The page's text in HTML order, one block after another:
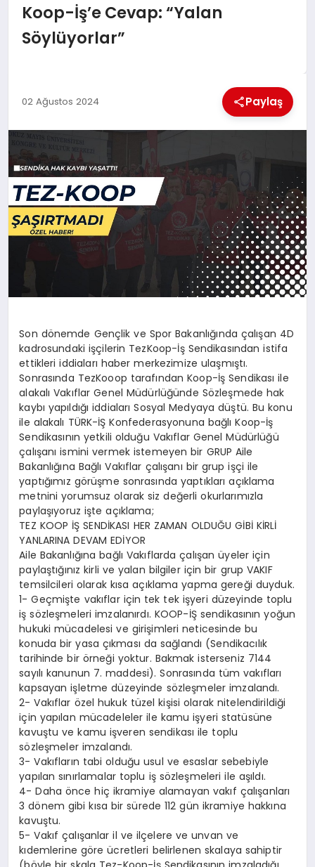
EĞITIM
MAGAZIN
SAĞLIK
SIYASET
SPOR
TEKNOLOJI
Koop-İş’e Cevap: “Yalan
Söylüyorlar”
02 Ağustos 2024 Paylaş
Son dönemde Gençlik ve Spor Bakanlığında çalışan 4D
kadrosundaki işçilerin TezKoop-İş Sendikasından istifa
ettikleri iddiaları haber merkezimize ulaşmıştı.
Sonrasında TezKooop tarafından Koop-İş Sendikası ile
alakalı Vakıflar Genel Müdürlüğünde Sözleşmede hak
kaybı yapıldığı iddiaları Sosyal Medyaya düştü. Bu konu
ile alakalı TÜRK-İŞ Konfederasyonuna bağlı Koop-İş
Sendikasının yetkili olduğu Vakıflar Genel Müdürlüğü
çalışanı ismini vermek istemeyen bir GRUP Aile
Bakanlığına Bağlı Vakıflar çalışanı bir grup işçi ile
yaptığımız görüşme sonrasında yaptıkları açıklama
metnini yorumsuz olarak siz değerli okurlarımızla
paylaşıyoruz işte açıklama;
TEZ KOOP İŞ SENDİKASI HER ZAMAN OLDUĞU GİBİ KİRLİ
YANLARINA DEVAM EDİYOR
Aile Bakanlığına bağlı Vakıflarda çalışan üyeler için
paylaştığınız kirli ve yalan bilgiler için bir grup VAKIF
temsilcileri olarak kısa açıklama yapma gereği duyduk.
1- Geçmişte vakıflar için tek tek işyeri düzeyinde toplu
iş sözleşmeleri imzalanırdı. KOOP-İŞ sendikasının yoğun
hukuki mücadelesi ve girişimleri neticesinde bu
konuda bir yasa çıkması da sağlandı (Sendikacılık
tarihinde bir örneği yoktur. Bakmak isterseniz 7144
sayılı kanunun 7. maddesi). Sonrasında tüm vakıfları
kapsayan işletme düzeyinde sözleşmeler imzalandı.
2- Vakıflar özel hukuk tüzel kişisi olarak nitelendirildiği
için yapılan mücadeleler ile kamu işyeri statüsüne
kavuştu ve kamu işveren sendikası ile toplu
sözleşmeler imzalandı.
3- Vakıfların tabi olduğu usul ve esaslar sebebiyle
yapılan sınırlamalar toplu iş sözleşmeleri ile aşıldı.
4- Daha önce hiç ikramiye alamayan vakıf çalışanları
3 dönem gibi kısa bir sürede 112 gün ikramiye hakkına
kavuştu.
5- Vakıf çalışanlar il ve ilçelere ve unvan ve
kıdemlerine göre ücretleri belirlenen skalaya sahiptir